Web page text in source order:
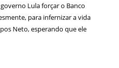
Lula forçar o Banco
para infernizar a vida
Neto, esperando que ele